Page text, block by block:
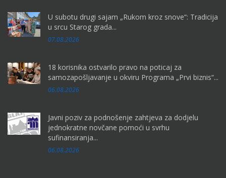
U subotu drugi sajam „Rukom kroz snove“: Tradicija
u srcu Starog grada...
07.08.2026
18 korisnika ostvarilo pravo na poticaj za
samozapošljavanje u okviru Programa „Prvi biznis“...
06.08.2026
Javni poziv za podnošenje zahtjeva za dodjelu
jednokratne novčane pomoći u svrhu
sufinansiranja...
06.08.2026